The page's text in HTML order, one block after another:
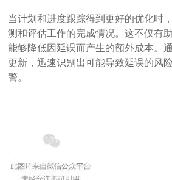
当计划和进度跟踪得到更好的优化时
测和评估工作的完成情况。这不仅有
能够降低因延误而产生的额外成本。
更新，迅速识别出可能导致延误的风
警。